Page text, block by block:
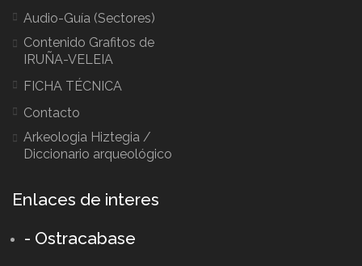
Audio-Guía (Sectores)
Contenido Grafitos de
IRUÑA-VELEIA
FICHA TÉCNICA
Contacto
Arkeologia Hiztegia /
Diccionario arqueológico
Enlaces de interes
- Ostracabase